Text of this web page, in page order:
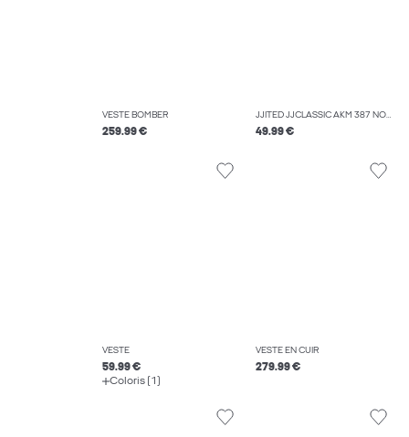
VESTE BOMBER
259.99 €
JJITED JJCLASSIC AKM 387 NOOS JEAN COUPE DROITE
49.99 €
VESTE
59.99 €
Coloris (1)
VESTE EN CUIR
279.99 €